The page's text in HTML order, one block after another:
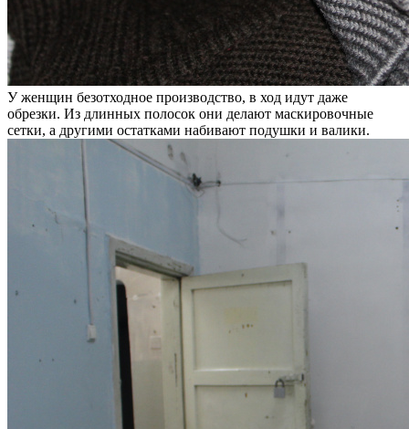
У женщин безотходное производство, в ход идут даже
обрезки. Из длинных полосок они делают маскировочные
сетки, а другими остатками набивают подушки и валики.